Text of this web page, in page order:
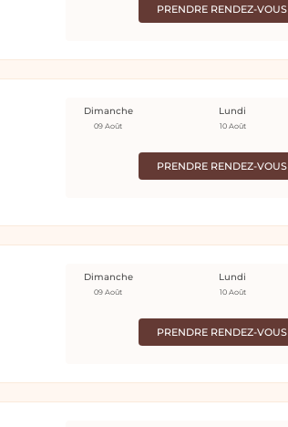
PRENDRE RENDEZ-VOUS
PRENDRE RENDEZ-VOUS
Dimanche
09 Août
Lundi
10 Août
PRENDRE RENDEZ-VOUS
Dimanche
09 Août
Lundi
10 Août